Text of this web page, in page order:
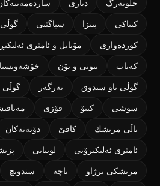
جلوبەرگ دیاری
كنتاكی پیتزا سپاگێتی گوڵی
كورده‌واری مۆبایل و ئامێری
كه‌باب بیوتی و بۆن
گوڵی ناو سندوق به‌رگه‌ر گوڵی
سوشی کیتۆ قۆزی
باڵی مریشك كافێ دۆنەتەکان
ئامێری ئەلیکترۆنی لوبنانی
مریشکی برژاو باچە سندویچ